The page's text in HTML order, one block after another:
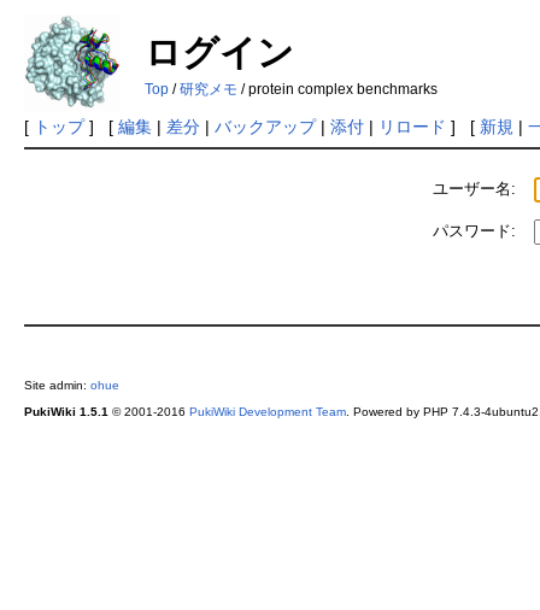
ログイン
Top/研究メモ / protein complex benchmarks
[ トップ] [ 編集| 差分| バックアップ| 添付| リロード ] [ 新規 |
ユーザー名:
パスワード:
Site admin: ohue
PukiWiki 1.5.1 © 2001-2016 PukiWiki Development Team. Powered by PHP 7.4.3-